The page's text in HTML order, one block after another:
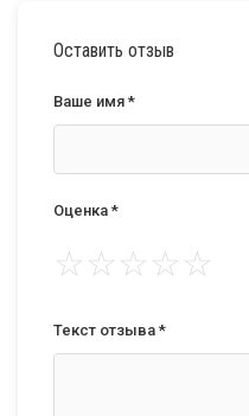
Оставить отзыв
Ваше имя *
Оценка *
☆☆☆☆☆
Текст отзыва *